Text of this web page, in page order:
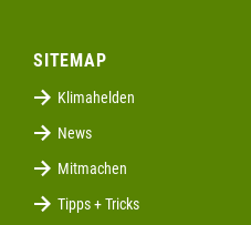
SITEMAP
Klimahelden
News
Mitmachen
Tipps + Tricks